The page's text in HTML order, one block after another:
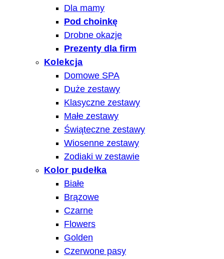
Dla mamy
Pod choinkę
Drobne okazje
Prezenty dla firm
Kolekcja
Domowe SPA
Duże zestawy
Klasyczne zestawy
Małe zestawy
Świąteczne zestawy
Wiosenne zestawy
Zodiaki w zestawie
Kolor pudełka
Białe
Brązowe
Czarne
Flowers
Golden
Czerwone pasy